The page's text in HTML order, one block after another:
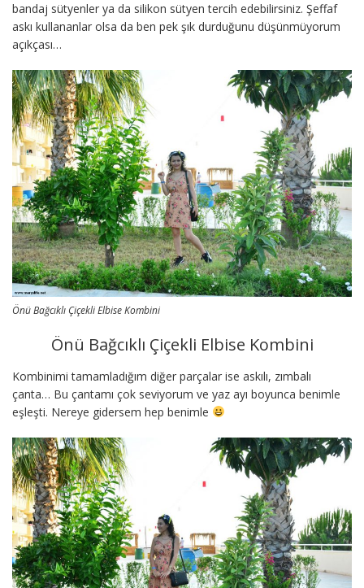
bandaj sütyenler ya da silikon sütyen tercih edebilirsiniz. Şeffaf
askı kullananlar olsa da ben pek şık durduğunu düşünmüyorum
açıkçası…
Önü Bağcıklı Çiçekli Elbise Kombini
Önü Bağcıklı Çiçekli Elbise Kombini
Kombinimi tamamladığım diğer parçalar ise askılı, zımbalı
çanta… Bu çantamı çok seviyorum ve yaz ayı boyunca benimle
eşleşti. Nereye gidersem hep benimle